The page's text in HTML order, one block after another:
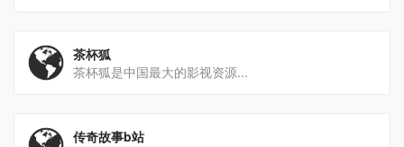
茶杯狐
茶杯狐是中国最大的影视资源...
传奇故事b站